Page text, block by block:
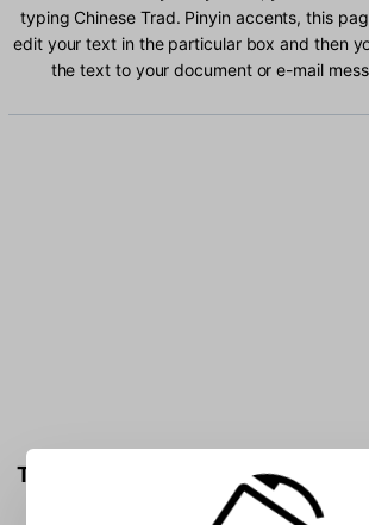
typing Chinese Trad. Pinyin accents, this
edit your text in the particular box and then
the text to your document or e-mail
Type Chinese Trad. Pinyin